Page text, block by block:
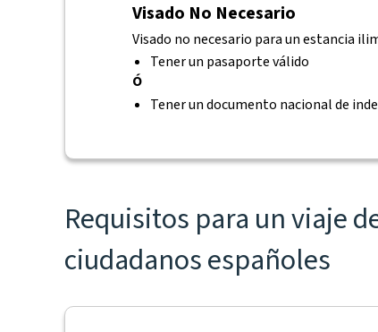
Visado No Necesario
Visado no necesario para un estancia
Tener un pasaporte válido
Ó
Tener un documento nacional de
Requisitos para un viaje
ciudadanos españoles